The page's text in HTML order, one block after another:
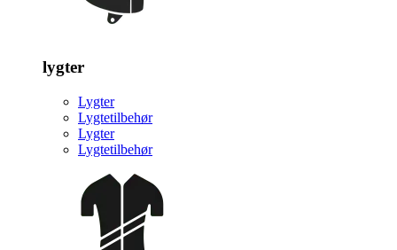
lygter
Lygter
Lygtetilbehør
Lygter
Lygtetilbehør